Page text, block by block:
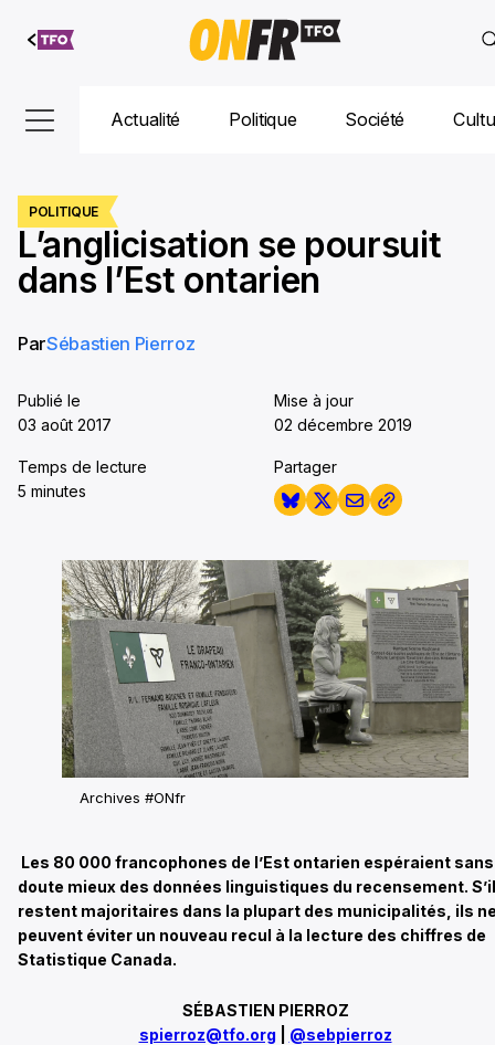
Aller au
contenu
Actualité Politique Société
POLITIQUE
L’anglicisation se poursuit
dans l’Est ontarien
ParSébastien Pierroz
Publié le
03 août 2017
Mise à jour
02 décembre 2019
Temps de lecture
5 minutes
Partager
Archives #ONfr
Les 80 000 francophones de l’Est ontarien espéraient sans
doute mieux des données linguistiques du recensement.
restent majoritaires dans la plupart des municipalités, ils
peuvent éviter un nouveau recul à la lecture des chiffres de
Statistique Canada.
SÉBASTIEN PIERROZ
spierroz@tfo.org
@sebpierroz